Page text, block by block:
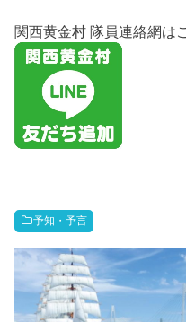
関西黄金村 隊員連絡網は
予知・予言